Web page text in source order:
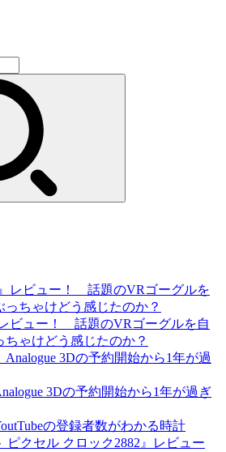
レビュー！ 話題のVRゴーグルを自
ちゃけどう感じたのか？
3Dの予約開始から1年が過ぎ